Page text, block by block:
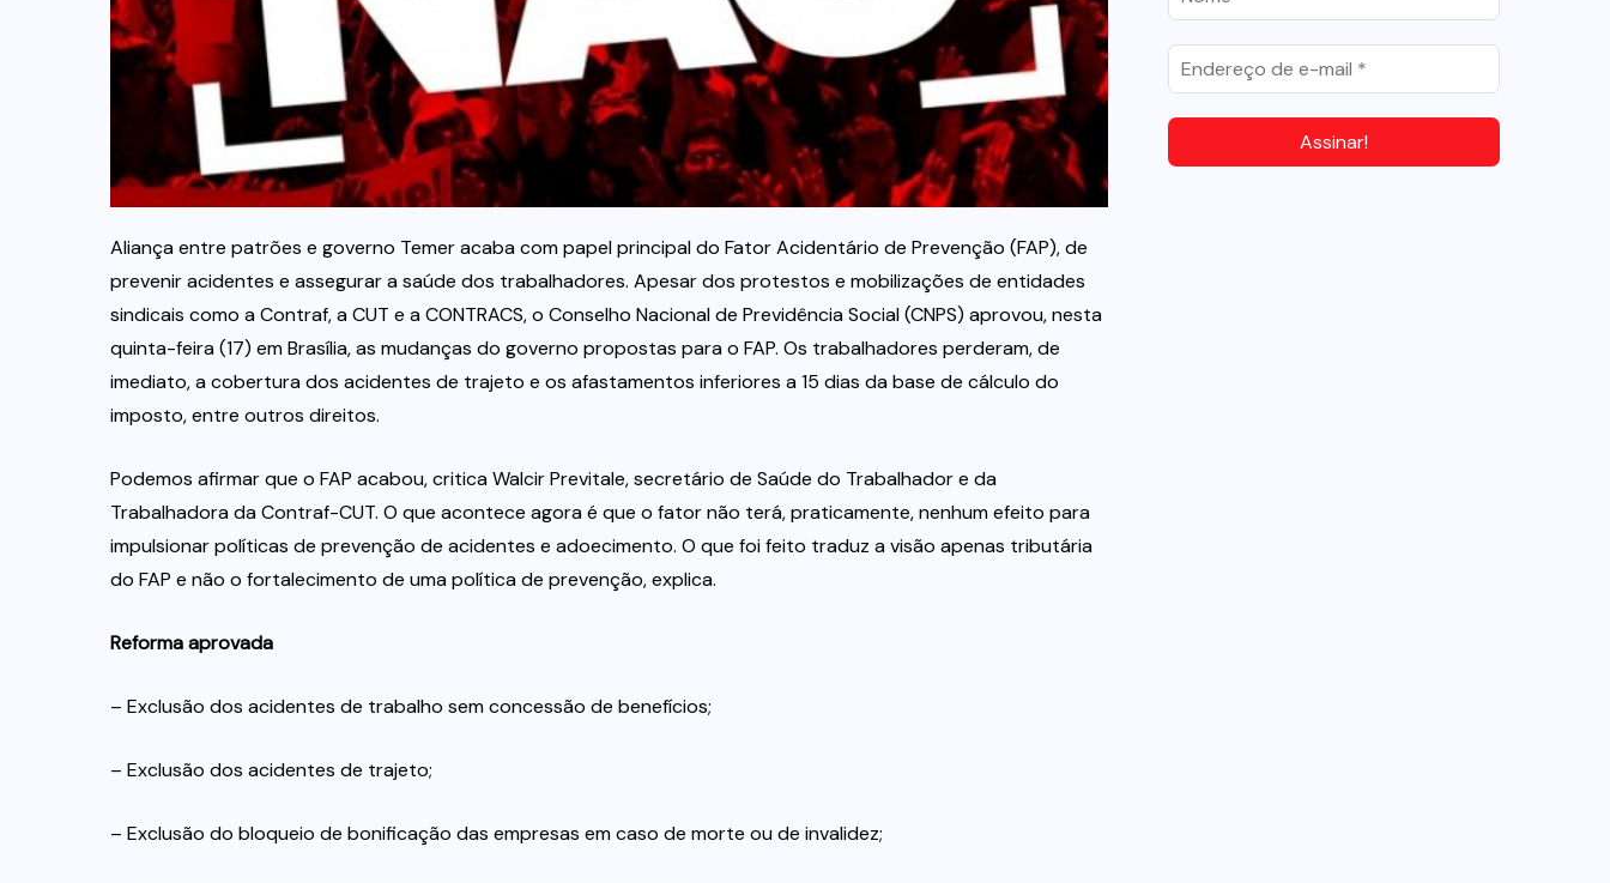
Aliança entre patrões e governo Temer acaba com papel principal do Fator Acidentário de Prevenção (FAP), de
prevenir acidentes e assegurar a saúde dos trabalhadores. Apesar dos protestos e mobilizações de entidades
sindicais como a Contraf, a CUT e a CONTRACS, o Conselho Nacional de Previdência Social (CNPS) aprovou, nesta
quinta-feira (17) em Brasília, as mudanças do governo propostas para o FAP. Os trabalhadores perderam, de
imediato, a cobertura dos acidentes de trajeto e os afastamentos inferiores a 15 dias da base de cálculo do
imposto, entre outros direitos.
Podemos afirmar que o FAP acabou, critica Walcir Previtale, secretário de Saúde do Trabalhador e da
Trabalhadora da Contraf-CUT. O que acontece agora é que o fator não terá, praticamente, nenhum efeito para
impulsionar políticas de prevenção de acidentes e adoecimento. O que foi feito traduz a visão apenas tributária
do FAP e não o fortalecimento de uma política de prevenção, explica.
Reforma aprovada
– Exclusão dos acidentes de trabalho sem concessão de benefícios;
– Exclusão dos acidentes de trajeto;
– Exclusão do bloqueio de bonificação das empresas em caso de morte ou de invalidez;